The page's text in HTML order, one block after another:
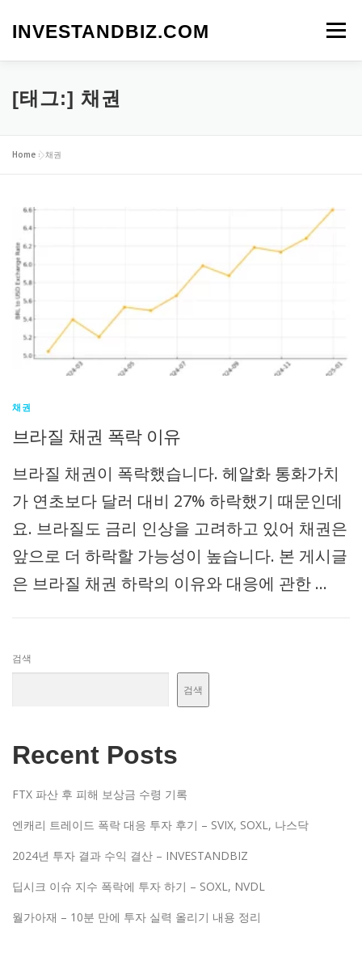
INVESTANDBIZ.COM 메뉴
[태그:] 채권
Home »채권
채권
브라질 채권 폭락 이유
브라질 채권이 폭락했습니다. 헤알화 통화가치
가 연초보다 달러 대비 27% 하락했기 때문인데
요. 브라질도 금리 인상을 고려하고 있어 채권은
앞으로 더 하락할 가능성이 높습니다. 본 게시글
은 브라질 채권 하락의 이유와 대응에 관한 …
검색
검색
Recent Posts
FTX 파산 후 피해 보상금 수령 기록
엔캐리 트레이드 폭락 대응 투자 후기 – SVIX, SOXL, 나스닥
2024년 투자 결과 수익 결산 – INVESTANDBIZ
딥시크 이슈 지수 폭락에 투자 하기 – SOXL, NVDL
월가아재 – 10분 만에 투자 실력 올리기 내용 정리